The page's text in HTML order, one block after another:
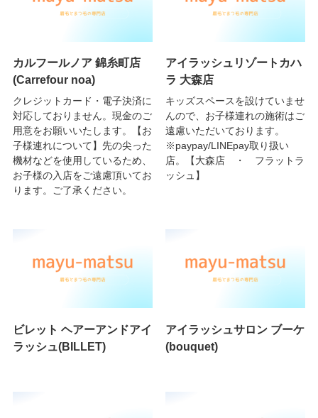
カルフールノア 錦糸町店
(Carrefour noa)
クレジットカード・電子決済に
対応しておりません。現金のご
用意をお願いいたします。【お
子様連れについて】先の尖った
機材などを使用しているため、
お子様の入店をご遠慮頂いてお
ります。ご了承ください。
アイラッシュリゾートカハ
ラ 大森店
キッズスペースを設けていませ
んので、お子様連れの施術はご
遠慮いただいております。
※paypay/LINEpay取り扱い
店。【大森店 ・ フラットラ
ッシュ】
ビレット ヘアーアンドアイ
ラッシュ(BILLET)
アイラッシュサロン ブーケ
(bouquet)